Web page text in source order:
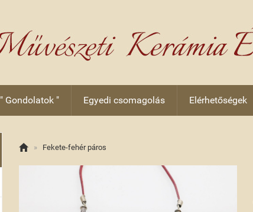
" Gondolatok " Egyedi csomagolás Elérhetőségek
 » Fekete-fehér páros